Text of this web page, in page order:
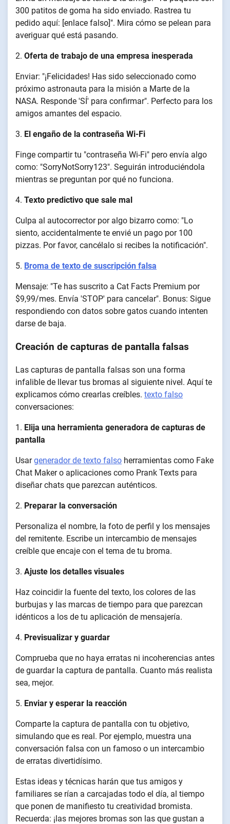
300 patitos de goma ha sido enviado. Rastrea tu
pedido aquí: [enlace falso]". Mira cómo se pelean para
averiguar qué está pasando.
2. Oferta de trabajo de una empresa inesperada
Enviar: "¡Felicidades! Has sido seleccionado como
próximo astronauta para la misión a Marte de la
NASA. Responde 'SÍ' para confirmar". Perfecto para los
amigos amantes del espacio.
3. El engaño de la contraseña Wi-Fi
Finge compartir tu "contraseña Wi-Fi" pero envía algo
como: "SorryNotSorry123". Seguirán introduciéndola
mientras se preguntan por qué no funciona.
4. Texto predictivo que sale mal
Culpa al autocorrector por algo bizarro como: "Lo
siento, accidentalmente te envié un pago por 100
pizzas. Por favor, cancélalo si recibes la notificación".
5. Broma de texto de suscripción falsa
Mensaje: "Te has suscrito a Cat Facts Premium por
$9,99/mes. Envía 'STOP' para cancelar". Bonus: Sigue
respondiendo con datos sobre gatos cuando intenten
darse de baja.
Creación de capturas de pantalla falsas
Las capturas de pantalla falsas son una forma
infalible de llevar tus bromas al siguiente nivel. Aquí te
explicamos cómo crearlas creíbles. texto falso
conversaciones:
1. Elija una herramienta generadora de capturas de
pantalla
Usargenerador de texto falso herramientas como Fake
Chat Maker o aplicaciones como Prank Texts para
diseñar chats que parezcan auténticos.
2. Preparar la conversación
Personaliza el nombre, la foto de perfil y los mensajes
del remitente. Escribe un intercambio de mensajes
creíble que encaje con el tema de tu broma.
3. Ajuste los detalles visuales
Haz coincidir la fuente del texto, los colores de las
burbujas y las marcas de tiempo para que parezcan
idénticos a los de tu aplicación de mensajería.
4. Previsualizar y guardar
Comprueba que no haya erratas ni incoherencias antes
de guardar la captura de pantalla. Cuanto más realista
sea, mejor.
5. Enviar y esperar la reacción
Comparte la captura de pantalla con tu objetivo,
simulando que es real. Por ejemplo, muestra una
conversación falsa con un famoso o un intercambio
de erratas divertidísimo.
Estas ideas y técnicas harán que tus amigos y
familiares se rían a carcajadas todo el día, al tiempo
que ponen de manifiesto tu creatividad bromista.
Recuerda: ¡las mejores bromas son las que gustan a